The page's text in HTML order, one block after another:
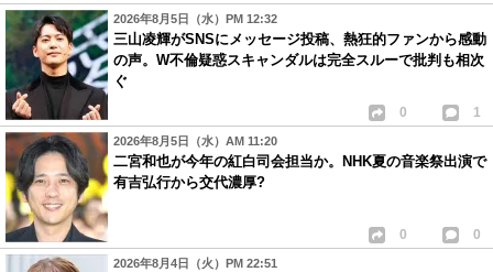
2026年8月5日（水）PM 12:32
三山凌輝がSNSにメッセージ投稿、熱狂的ファンから感動
の声。W不倫疑惑スキャンダルは完全スルーで批判も相次
ぐ
0 1
2026年8月5日（水）AM 11:20
二宮和也が今年の紅白司会担当か。NHK夏の音楽祭出演で
有吉弘行から交代濃厚?
0 0
2026年8月4日（火）PM 22:51